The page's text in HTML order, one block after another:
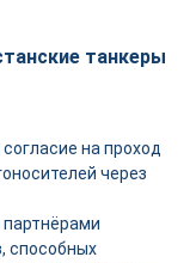
танкеры
на проход
через
партнёрами
способных